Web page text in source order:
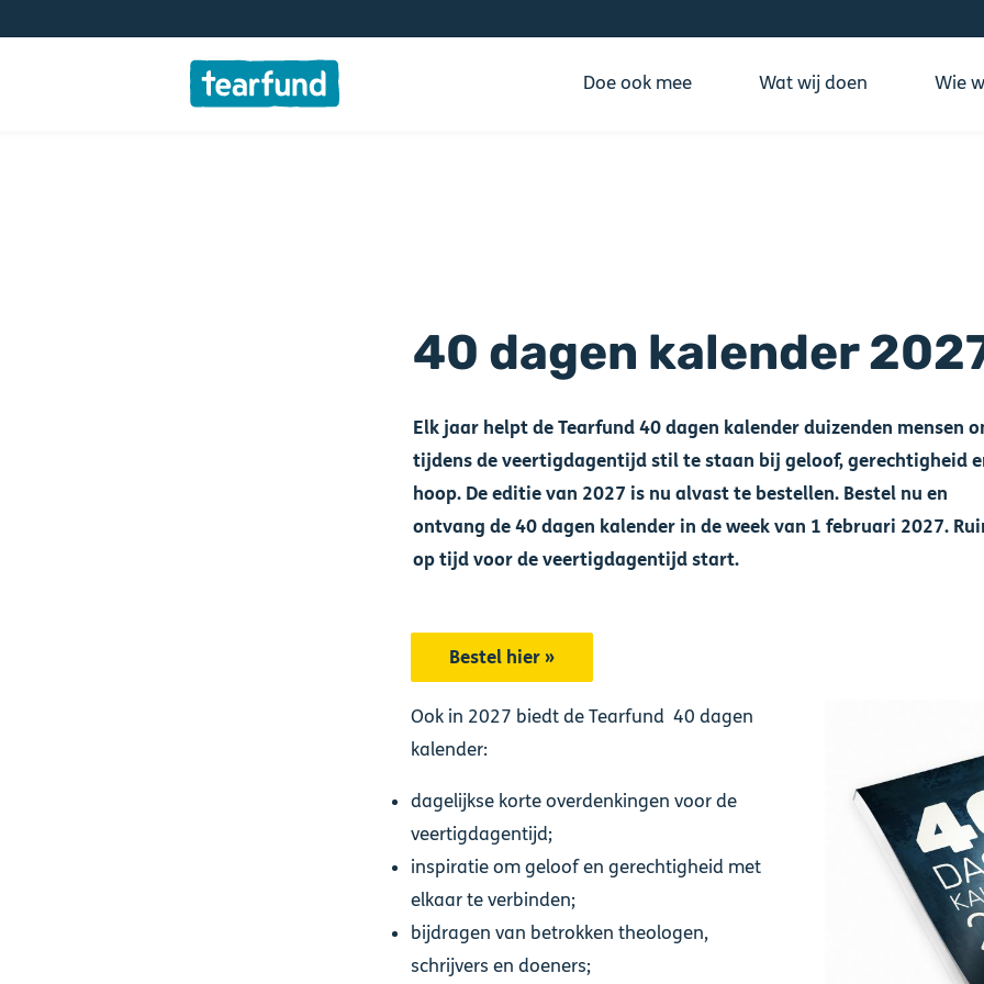
Doe ook mee Wat wij doen Wie
40 dagen kalender
Elk jaar helpt de Tearfund 40 dagen kalender duizenden mensen
tijdens de veertigdagentijd stil te staan bij geloof, gerechtigheid
hoop. De editie van 2027 is nu alvast te bestellen. Bestel nu en
ontvang de 40 dagen kalender in de week van 1 februari 2027.
op tijd voor de veertigdagentijd start.
Bestel hier »
Ook in 2027 biedt de Tearfund 40 dagen
kalender:
dagelijkse korte overdenkingen voor de
veertigdagentijd;
inspiratie om geloof en gerechtigheid met
elkaar te verbinden;
bijdragen van betrokken theologen,
schrijvers en doeners;